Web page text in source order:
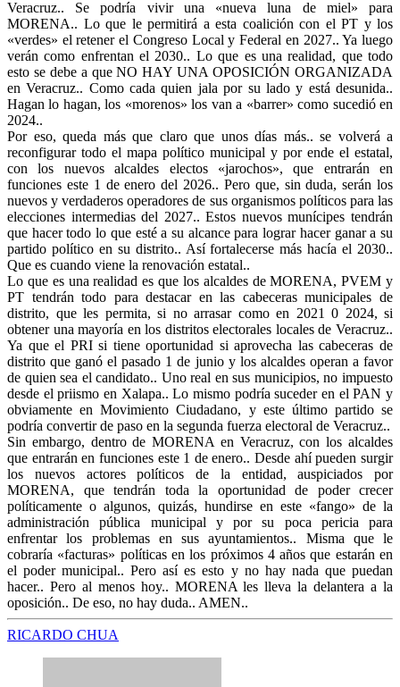
Veracruz.. Se podría vivir una «nueva luna de miel» para
MORENA.. Lo que le permitirá a esta coalición con el PT y los
«verdes» el retener el Congreso Local y Federal en 2027.. Ya luego
verán como enfrentan el 2030.. Lo que es una realidad, que todo
esto se debe a que NO HAY UNA OPOSICIÓN ORGANIZADA
en Veracruz.. Como cada quien jala por su lado y está desunida..
Hagan lo hagan, los «morenos» los van a «barrer» como sucedió en
2024..
Por eso, queda más que claro que unos días más.. se volverá a
reconfigurar todo el mapa político municipal y por ende el estatal,
con los nuevos alcaldes electos «jarochos», que entrarán en
funciones este 1 de enero del 2026.. Pero que, sin duda, serán los
nuevos y verdaderos operadores de sus organismos políticos para las
elecciones intermedias del 2027.. Estos nuevos munícipes tendrán
que hacer todo lo que esté a su alcance para lograr hacer ganar a su
partido político en su distrito.. Así fortalecerse más hacía el 2030..
Que es cuando viene la renovación estatal..
Lo que es una realidad es que los alcaldes de MORENA, PVEM y
PT tendrán todo para destacar en las cabeceras municipales de
distrito, que les permita, si no arrasar como en 2021 0 2024, si
obtener una mayoría en los distritos electorales locales de Veracruz..
Ya que el PRI si tiene oportunidad si aprovecha las cabeceras de
distrito que ganó el pasado 1 de junio y los alcaldes operan a favor
de quien sea el candidato.. Uno real en sus municipios, no impuesto
desde el priismo en Xalapa.. Lo mismo podría suceder en el PAN y
obviamente en Movimiento Ciudadano, y este último partido se
podría convertir de paso en la segunda fuerza electoral de Veracruz..
Sin embargo, dentro de MORENA en Veracruz, con los alcaldes
que entrarán en funciones este 1 de enero.. Desde ahí pueden surgir
los nuevos actores políticos de la entidad, auspiciados por
MORENA, que tendrán toda la oportunidad de poder crecer
políticamente o algunos, quizás, hundirse en este «fango» de la
administración pública municipal y por su poca pericia para
enfrentar los problemas en sus ayuntamientos.. Misma que le
cobraría «facturas» políticas en los próximos 4 años que estarán en
el poder municipal.. Pero así es esto y no hay nada que puedan
hacer.. Pero al menos hoy.. MORENA les lleva la delantera a la
oposición.. De eso, no hay duda.. AMEN..
RICARDO CHUA